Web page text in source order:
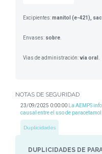
Excipientes:manitol (e-421),
Envases: sobre
Vias de administración:vía oral
NOTAS DE SEGURIDAD
23/09/2025 0:00:00
La AEMPS
causal entre el uso de
Duplicidades
DUPLICIDADES DE